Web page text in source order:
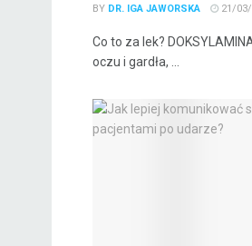
BY DR. IGA JAWORSKA 21/
Co to za lek?
oczu i gardła, ...